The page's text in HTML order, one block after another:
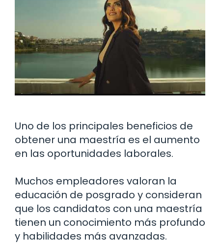
Uno de los principales beneficios de
obtener una maestría es el aumento
en las oportunidades laborales.
Muchos empleadores valoran la
educación de posgrado y consideran
que los candidatos con una maestría
tienen un conocimiento más profundo
y habilidades más avanzadas.